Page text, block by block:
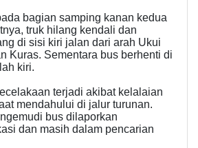
bagian samping kanan kedua
truk hilang kendali dan
di sisi kiri jalan dari arah Ukui
Kuras. Sementara bus berhenti di
kiri.
terjadi akibat kelalaian
mendahului di jalur turunan.
bus dilaporkan
dan masih dalam pencarian